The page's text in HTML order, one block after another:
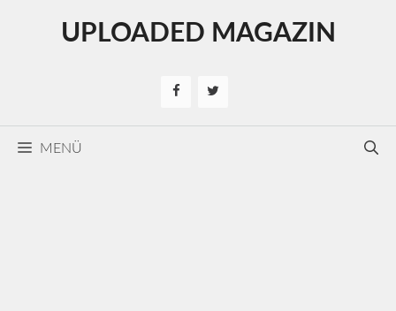
UPLOADED MAGAZIN
MENÜ